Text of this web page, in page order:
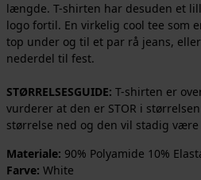
længde. T-shirten har desuden et
logo fortil. En virkelig cool tee som
top under og til et par rå jeans,
nederdel til fest.
STØRRELSESGUIDE: T-shirten er
vurderer at den er STOR i
størrelse ned og den vil stadig
Materiale: 90% Polyamide 10%
Farve: White